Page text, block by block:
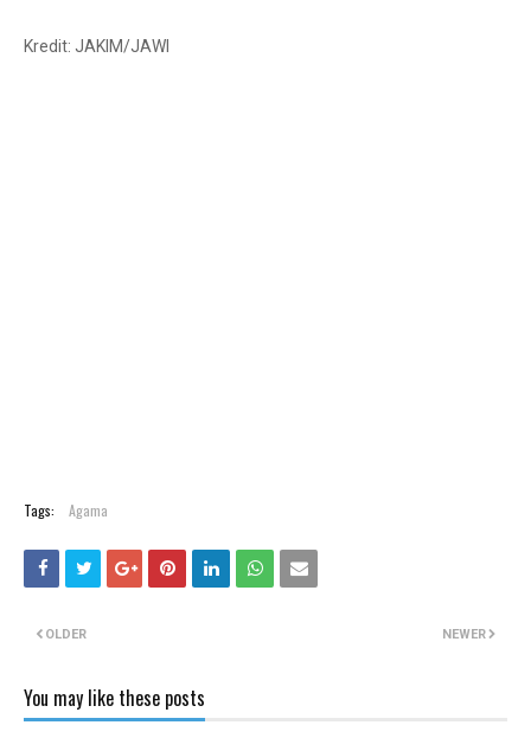
Kredit: JAKIM/JAWI
Tags: Agama
NEWER
OLDER
You may like these posts